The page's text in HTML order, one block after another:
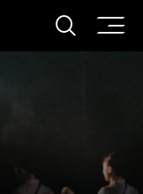
打開